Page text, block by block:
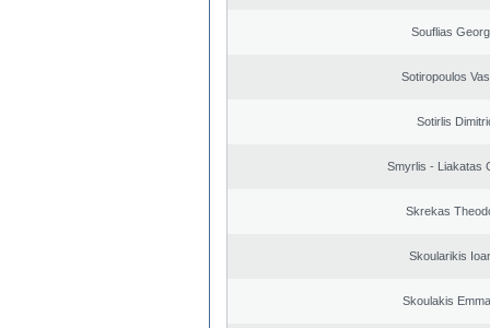
Souflias
Sotiropoulos
Sotirlis
Smyrlis - Liakatas
Skrekas
Skoularikis
Skoulakis